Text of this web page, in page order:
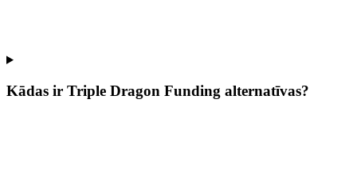
Kādas ir Triple Dragon Funding alternatīvas?